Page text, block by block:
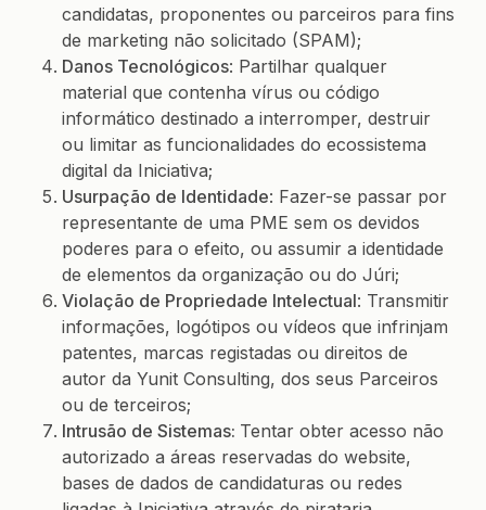
candidatas, proponentes ou parceiros para fins
de marketing não solicitado (SPAM);
Danos Tecnológicos: Partilhar qualquer
material que contenha vírus ou código
informático destinado a interromper, destruir
ou limitar as funcionalidades do ecossistema
digital da Iniciativa;
Usurpação de Identidade: Fazer-se passar por
representante de uma PME sem os devidos
poderes para o efeito, ou assumir a identidade
de elementos da organização ou do Júri;
Violação de Propriedade Intelectual: Transmitir
informações, logótipos ou vídeos que infrinjam
patentes, marcas registadas ou direitos de
autor da Yunit Consulting, dos seus Parceiros
ou de terceiros;
Intrusão de Sistemas: Tentar obter acesso não
autorizado a áreas reservadas do website,
bases de dados de candidaturas ou redes